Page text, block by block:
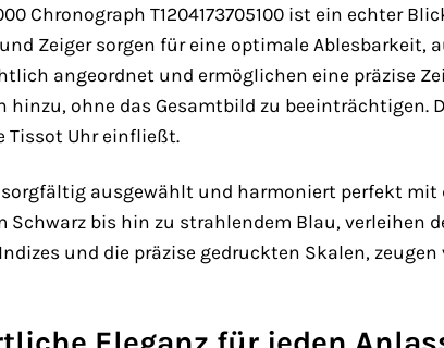
Chronograph T1204173705100 ist ein echter
Zeiger sorgen für eine optimale
angeordnet und ermöglichen eine präzise
ohne das Gesamtbild zu beeinträchtigen.
Tissot Uhr einfließt.
ausgewählt und harmoniert perfekt mit
Schwarz bis hin zu strahlendem Blau, verleihen
und die präzise gedruckten Skalen,